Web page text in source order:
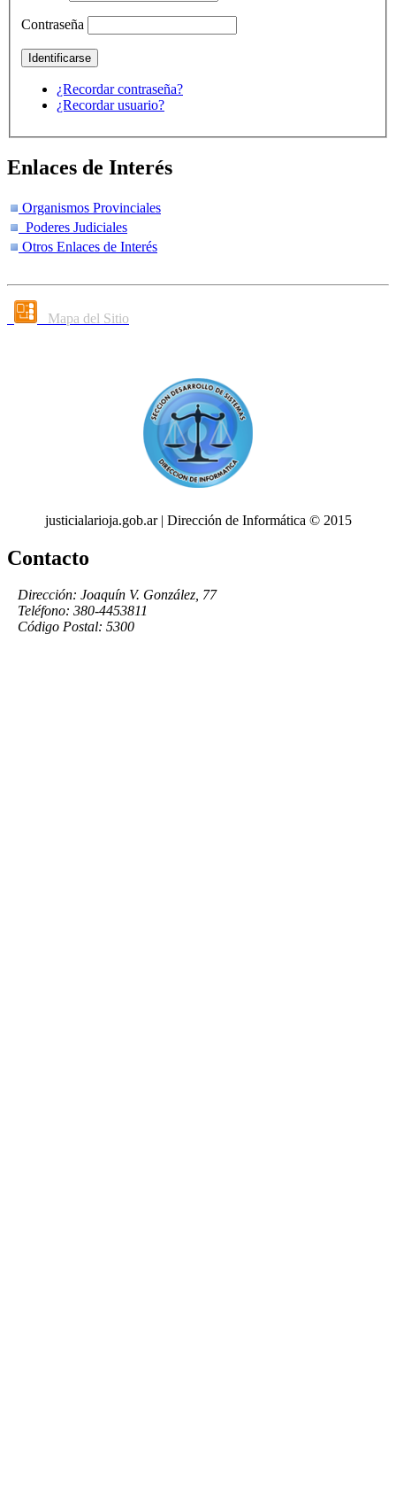
Contraseña
¿Recordar contraseña?
¿Recordar usuario?
Enlaces de Interés
Organismos Provinciales
Poderes Judiciales
Otros Enlaces de Interés
Mapa del Sitio
justicialarioja.gob.ar | Dirección de Informática © 2015
Contacto
Dirección: Joaquín V. González, 77
Teléfono: 380-4453811
Código Postal: 5300